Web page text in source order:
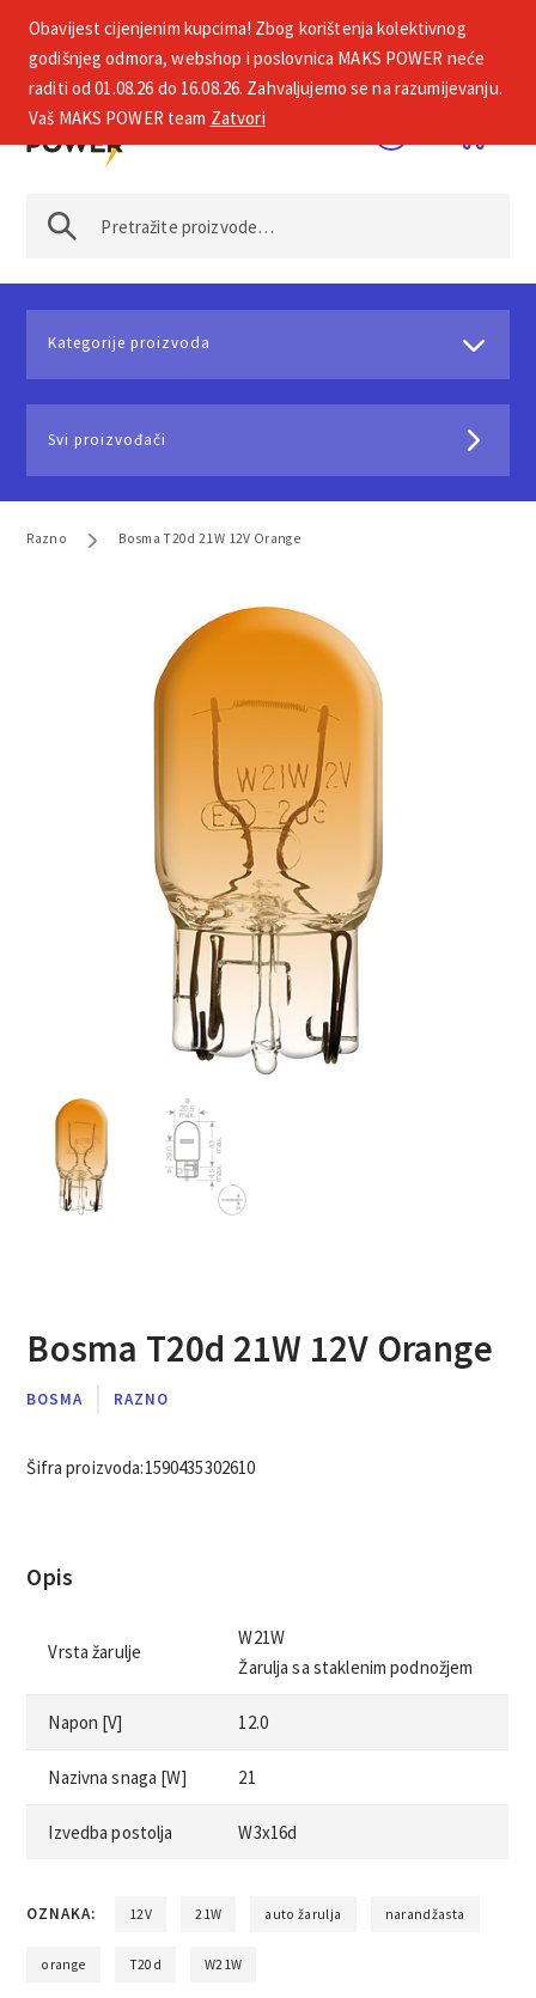
+385 1 2002 575
Kategorije proizvoda
Svi proizvođači
Razno Bosma T20d 21W 12V Orange
Bosma T20d 21W 12V Orange
BOSMA RAZNO
Šifra proizvoda:1590435302610
Opis
Vrsta žarulje
W21W
Žarulja sa staklenim podnožjem
Napon [V] 12.0
Nazivna snaga [W] 21
Izvedba postolja W3x16d
OZNAKA: 12V 21W auto žarulja narandžasta
orange T20d W21W
Obavijest cijenjenim kupcima! Zbog korištenja kolektivnog
godišnjeg odmora, webshop i poslovnica MAKS POWER neće
raditi od 01.08.26 do 16.08.26. Zahvaljujemo se na razumijevanju.
Vaš MAKS POWER team Zatvori